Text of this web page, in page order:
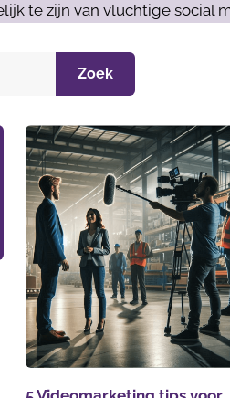
te zijn van vluchtige social
Zoek